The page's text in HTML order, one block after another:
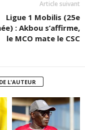
Article suivant
Ligue 1 Mobilis (25e
: Akbou s’affirme,
le MCO mate le CSC
L'AUTEUR